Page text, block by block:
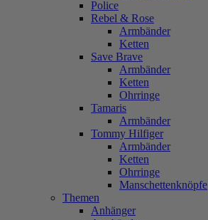
Police
Rebel & Rose
Armbänder
Ketten
Save Brave
Armbänder
Ketten
Ohrringe
Tamaris
Armbänder
Tommy Hilfiger
Armbänder
Ketten
Ohrringe
Manschettenknöpfe
Themen
Anhänger